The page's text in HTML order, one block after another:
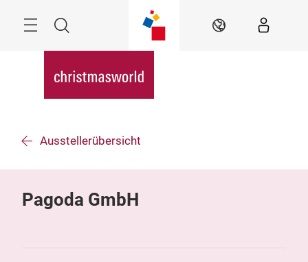
Suche DE
Ausstellerübersicht
Pagoda GmbH